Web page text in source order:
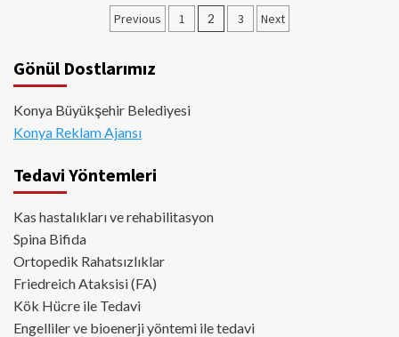
Yazı
Previous 1 2 3 Next
Gönül Dostlarımız
Konya Büyükşehir Belediyesi
Konya Reklam Ajansı
Tedavi Yöntemleri
Kas hastalıkları ve rehabilitasyon
Spina Bifida
Ortopedik Rahatsızlıklar
Friedreich Ataksisi (FA)
Kök Hücre ile Tedavi
Engelliler ve bioenerji yöntemi ile tedavi